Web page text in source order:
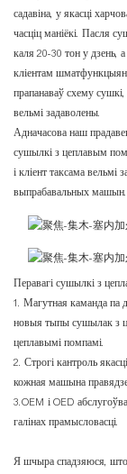
садавіна, у якасці
часціц маніёкі. Пасля
каля 20-30 тон у дзень,
кліентам
прапанаваў схему
вельмі задаволены.
Адначасова наш
сушылкі з цеплавым
і кліент таксама вельмі
выпрабавальных машын.
Перавагі сушылкі з
1. Магутная каманда па
новыя тыпы сушылак з
цеплавымі помпамі.
2. Строгі кантроль
кожная машына правядзе
3.OEM і OED
галінах прамысловасці.
Я шчыра спадзяюся, што